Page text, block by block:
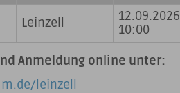
Leinzell
12.09.2026
10:00
Anmeldung online unter:
leinzell